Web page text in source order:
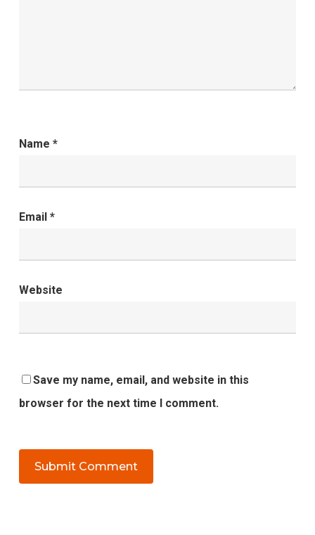
Name *
Email *
Website
Save my name, email, and website in this
browser for the next time I comment.